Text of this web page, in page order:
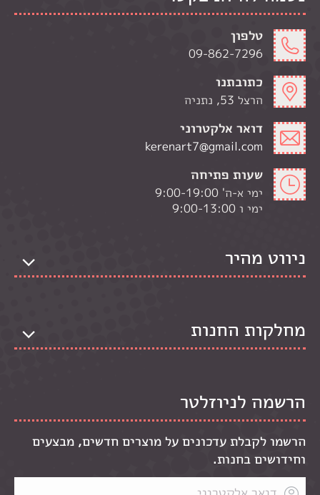
טלפון
09-862-7296
כתובתנו
הרצל 53, נתניה
דואר אלקטרוני
kerenart7@gmail.com
שעות פתיחה
ימי א-ה' 9:00-19:00
ימי ו 9:00-13:00
ניווט מהיר
מחלקות החנות
הרשמה לניוזלטר
הרשמו לקבלת עדכונים על מוצרים חדשים, מבצעים
וחידושים בחנות.